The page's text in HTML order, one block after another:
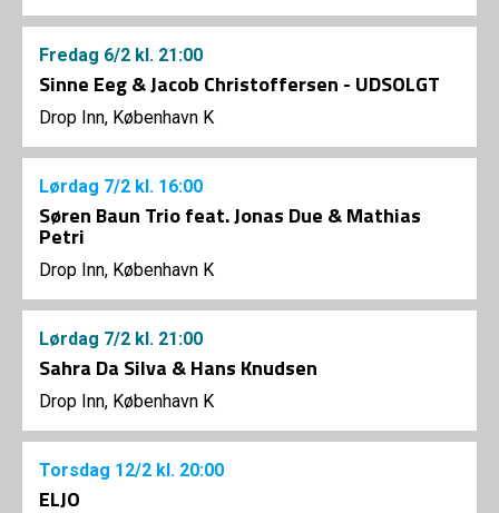
Fredag 6/2 kl. 21:00
Sinne Eeg & Jacob Christoffersen - UDSOLGT
Drop Inn, København K
Lørdag 7/2 kl. 16:00
Søren Baun Trio feat. Jonas Due & Mathias
Petri
Drop Inn, København K
Lørdag 7/2 kl. 21:00
Sahra Da Silva & Hans Knudsen
Drop Inn, København K
Torsdag 12/2 kl. 20:00
ELJO